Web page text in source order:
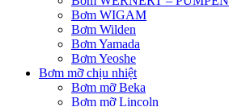
Bơm WIGAM
Bơm Wilden
Bơm Yamada
Bơm Yeoshe
Bơm mỡ chịu nhiệt
Bơm mỡ Beka
Bơm mỡ Lincoln